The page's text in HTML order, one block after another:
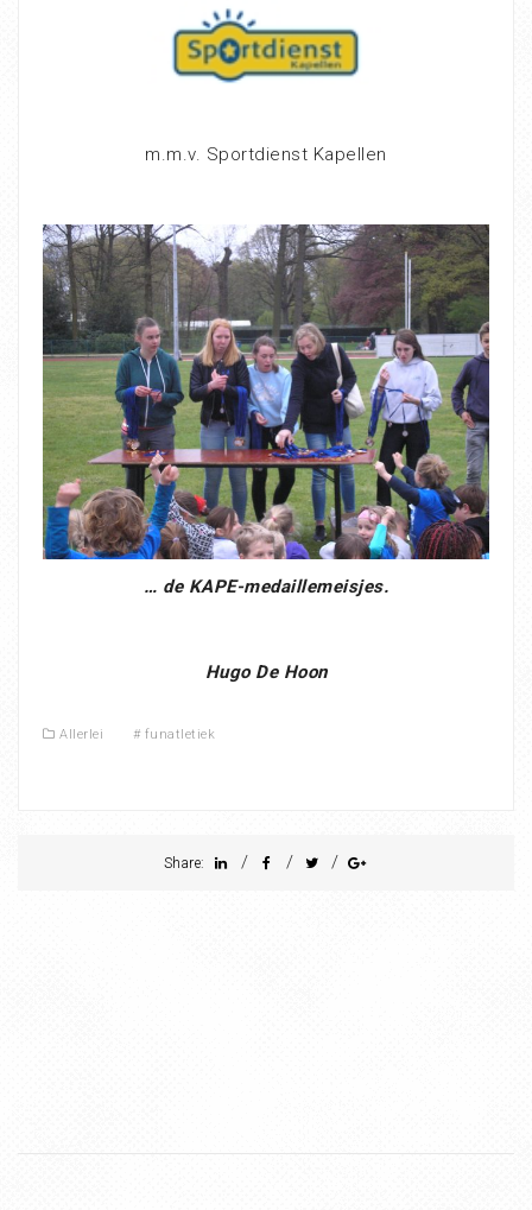
m.m.v. Sportdienst Kapellen
… de KAPE-medaillemeisjes.
Hugo De Hoon
Allerlei # funatletiek
Share: / / /